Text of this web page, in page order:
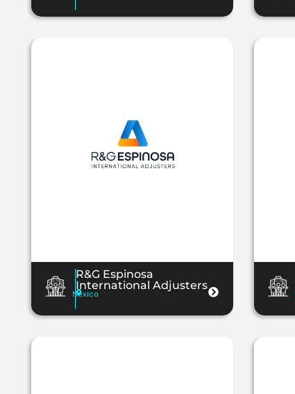
R&G Espinosa
International Adjusters
México